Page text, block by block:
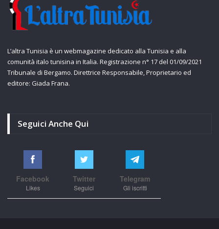
L’altra Tunisia è un webmagazine dedicato alla Tunisia e alla
comunità italo tunisina in Italia. Registrazione n° 17 del 01/09/2021
Tribunale di Bergamo. Direttrice Responsabile, Proprietario ed
editore: Giada Frana.
Seguici Anche Qui
Facebook
Likes
Twitter
Seguici
Telegram
Gli iscritti